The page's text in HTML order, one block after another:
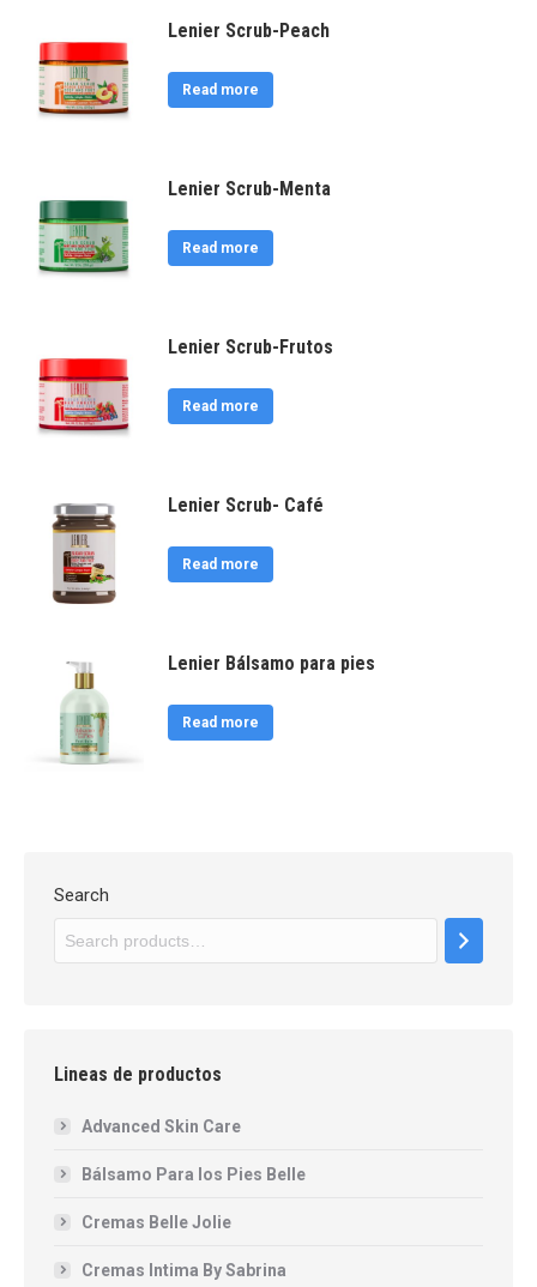
Lenier Scrub-Peach
Read more
Lenier Scrub-Menta
Read more
Lenier Scrub-Frutos
Read more
Lenier Scrub- Café
Read more
Lenier Bálsamo para pies
Read more
Search
Lineas de productos
Advanced Skin Care
Bálsamo Para los Pies Belle
Cremas Belle Jolie
Cremas Intima By Sabrina